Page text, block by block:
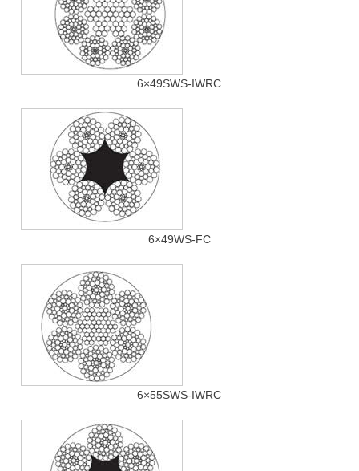
6×49SWS-IWRC
6×49WS-FC
6×55SWS-IWRC